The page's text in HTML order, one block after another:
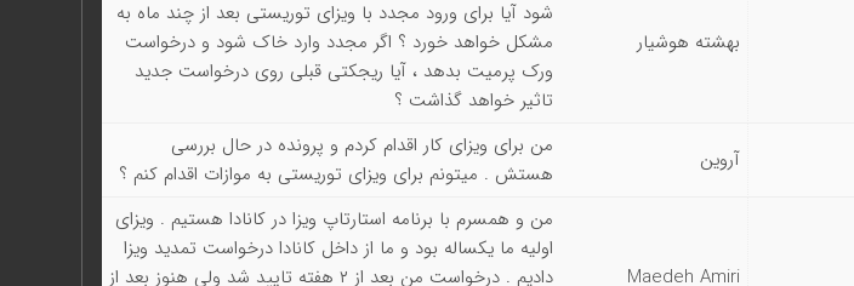
بهشته هوشیار
شود آیا برای ورود مجدد با ویزای توریستی بعد از چند ماه به
مشکل خواهد خورد ؟ اگر مجدد وارد خاک شود و درخواست
ورک پرمیت بدهد ، آیا ریجکتی قبلی روی درخواست جدید
تاثیر خواهد گذاشت ؟
آروین
من برای ویزای کار اقدام کردم و پرونده در حال بررسی
هستش . میتونم برای ویزای توریستی به موازات اقدام کنم ؟
Maedeh Amiri
من و همسرم با برنامه استارتاپ ویزا در کانادا هستیم . ویزای
اولیه ما یکساله بود و ما از داخل کانادا درخواست تمدید ویزا
دادیم . درخواست من بعد از ۲ هفته تایید شد ولی هنوز بعد از